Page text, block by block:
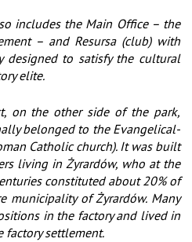
includes the Main Office – the
– and Resursa (club) with
to satisfy the cultural
elite.
on the other side of the park,
belonged to the Evangelical-
Catholic church). It was built
living in Żyrardów, who at the
constituted about 20% of
municipality of Żyrardów. Many
in the factory and lived in
factory settlement.